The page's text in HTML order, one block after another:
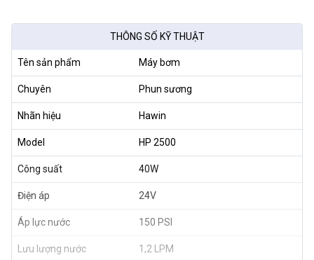
THÔNG SỐ KỸ THUẬT
Tên sản phẩm Máy bơm
Chuyên Phun sương
Nhãn hiệu Hawin
Model HP 2500
Công suất 40W
Điện áp 24V
Áp lực nước 150 PSI
Lưu lượng nước 1,2 LPM